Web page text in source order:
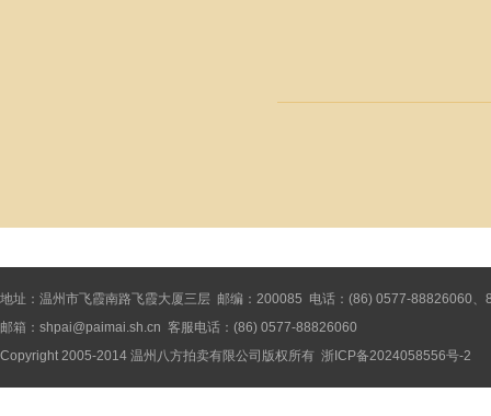
地址：温州市飞霞南路飞霞大厦三层 邮编：200085 电话：(86) 0577-88826060
邮箱：shpai@paimai.sh.cn 客服电话：(86) 0577-88826060
Copyright 2005-2014 温州八方拍卖有限公司 版权所有 浙ICP备2024058556号-2